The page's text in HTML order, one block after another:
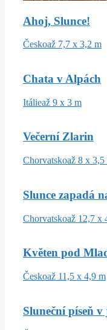
Ahoj, Slunce!
Českoaž 7,7 x 3,2 m
Chata v Alpách
Itálieaž 9 x 3 m
Večerní Zlarin
Chorvatskoaž 8 x 3,5
Slunce zapadá
Chorvatskoaž 12,7 x
Květen pod
Českoaž 11,5 x 4,9 m
Sluneční píseň v